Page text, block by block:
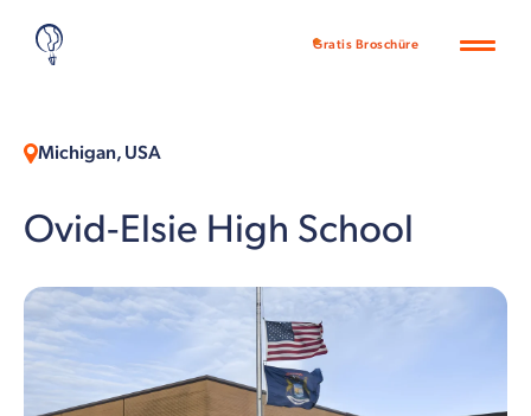
Gratis Broschüre
Michigan, USA
Ovid-Elsie High School